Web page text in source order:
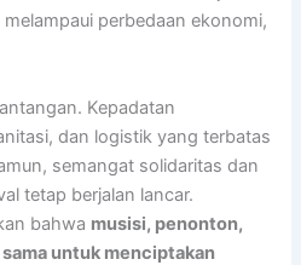
perbedaan ekonomi,
Kepadatan
dan logistik yang terbatas
semangat solidaritas dan
tetap berjalan lancar.
bahwa musisi, penonton,
untuk menciptakan